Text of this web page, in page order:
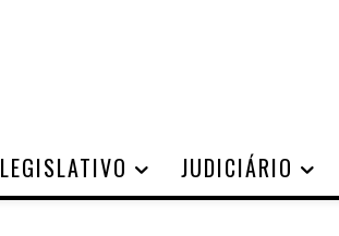
LEGISLATIVO JUDICIÁRIO